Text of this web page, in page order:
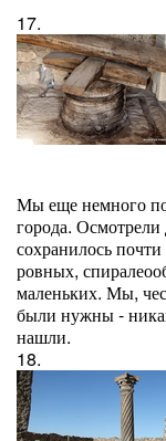
17.
Мы еще немного
города.
сохранилось
ровных,
маленьких. Мы,
были нужны -
нашли.
18.